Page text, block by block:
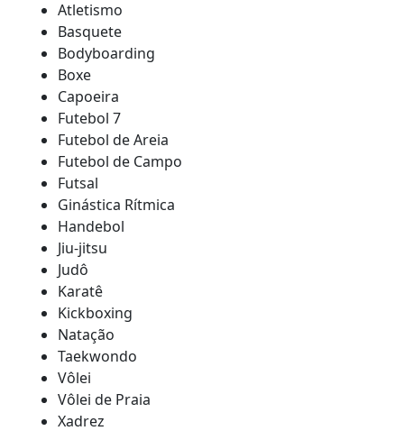
Atletismo
Basquete
Bodyboarding
Boxe
Capoeira
Futebol 7
Futebol de Areia
Futebol de Campo
Futsal
Ginástica Rítmica
Handebol
Jiu-jitsu
Judô
Karatê
Kickboxing
Natação
Taekwondo
Vôlei
Vôlei de Praia
Xadrez